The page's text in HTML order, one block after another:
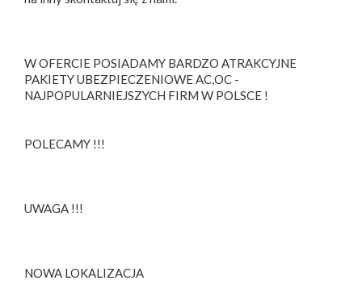
W OFERCIE POSIADAMY BARDZO ATRAKCYJNE
PAKIETY UBEZPIECZENIOWE AC,OC -
NAJPOPULARNIEJSZYCH FIRM W POLSCE !
POLECAMY !!!
UWAGA !!!
NOWA LOKALIZACJA